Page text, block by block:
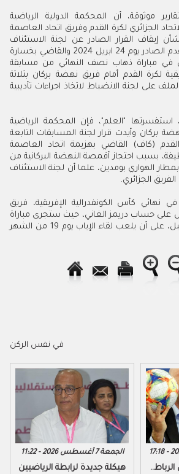
موثوقة، أن المحكمة الدولية الرياضية
الجزائري لكرة القدم وفريق اتحاد العاصمة
إيقاف القرار الصادر عن لجنة الاستئناف
للاتحاد الافريقي لكرة القدم الصادر يوم 24 ابريل 2024 والقاضي بخسارة
في مباراة ذهاب نصف النهائي من مسابقة
لكرة القدم أمام فريق نهضة بركان بثلاثة
على لجنة الانضباط لاتخاذ اجراءات تأديبية
"العلم"، فإن المحكمة الرياضية
بركان وأيدت قرار لجنة المسابقات التابعة
القدم (كاف) القاضي بهزيمة اتحاد العاصمة
بسبب احتجاز أقمصة النهضة البركانية من
الهواري بومدين، علما أن لجنة الاستئناف
الجزائري.
نهائي كأس الكونفدرالية الإفريقية، فريق
على حساب دريمز الغاني، حيث ستجرى مباراة
الذهاب يوم 12 ماي المقبل، على أن يلعب لقاء الإياب يوم 19 من الشهر
في نفس الركن
الجمعة 7 أغسطس 2026 - 11:22
هيكلة جديدة لرابطة الرياضيين